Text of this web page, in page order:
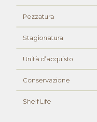
Pezzatura
Stagionatura
Unità d’acquisto
Conservazione
Shelf Life